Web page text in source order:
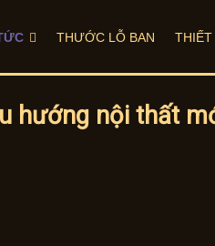
THƯỚC LỖ BAN THIẾT
hướng nội thất